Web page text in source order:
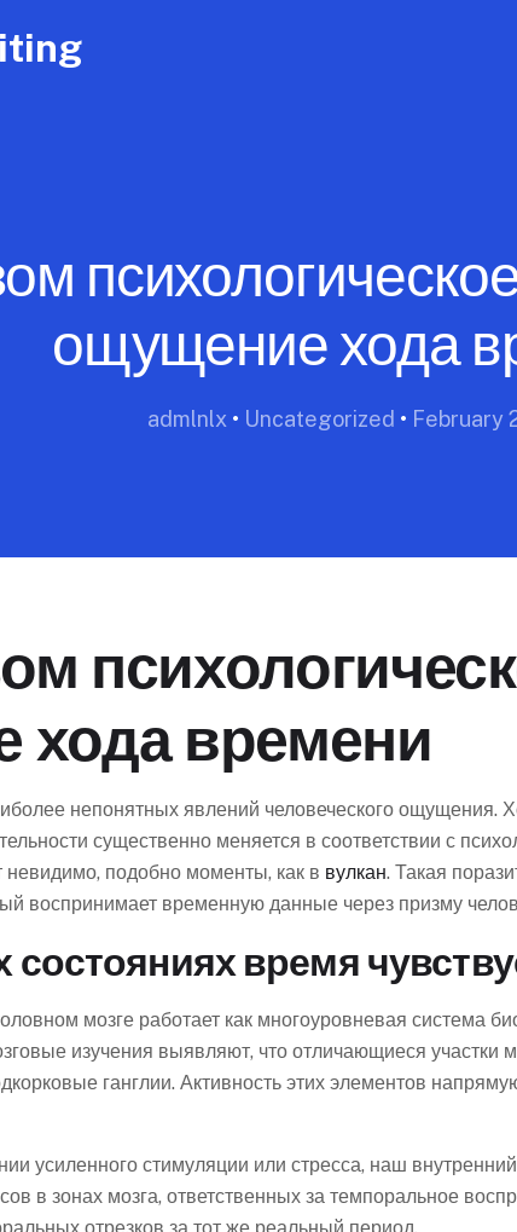
ощущение хода
admlnlx• Uncategorized • February
хода времени
непонятных явлений человеческого ощущения.
существенно меняется в соответствии с
невидимо, подобно моменты, как в вулкан. Такая
воспринимает временную данные через призму
состояниях время
мозге работает как многоуровневая система
изучения выявляют, что отличающиеся
ганглии. Активность этих элементов
усиленного стимуляции или стресса, наш
в зонах мозга, ответственных за темпоральное